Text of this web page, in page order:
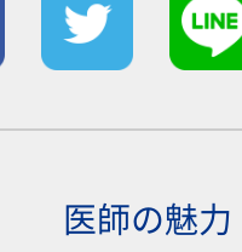
医師の魅力